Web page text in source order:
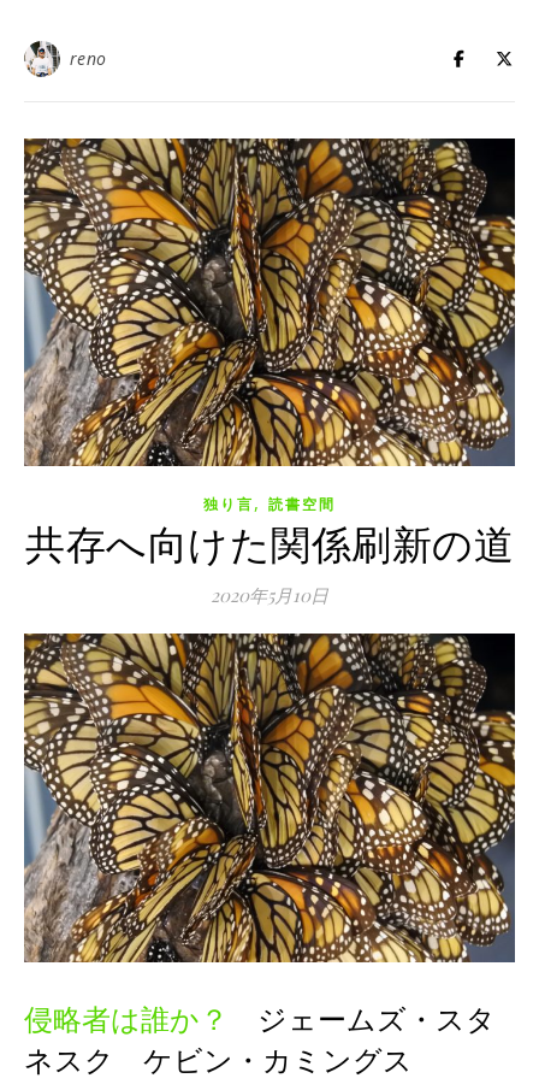
reno
独り言, 読書空間
共存へ向けた関係刷新の道
2020年5月10日
侵略者は誰か？
ジェームズ・スタ
ネスク ケビン・カミングス